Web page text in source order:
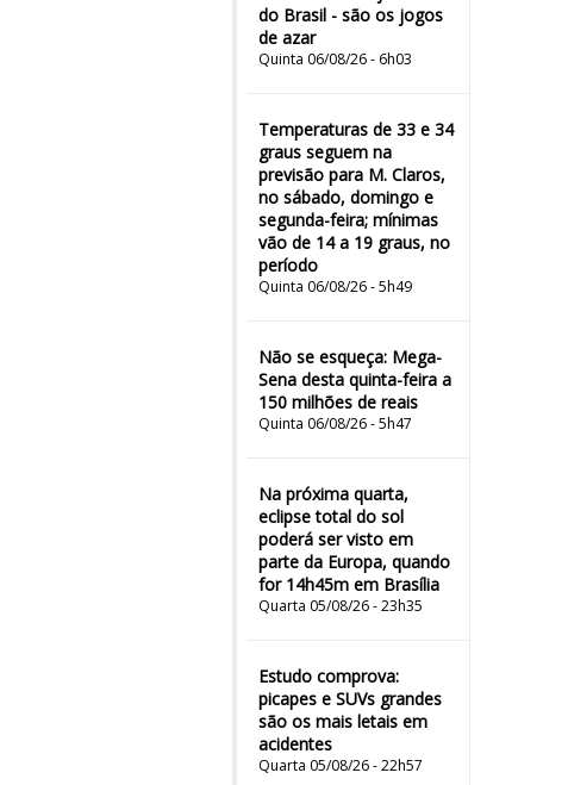
do Brasil - são os jogos
de azar
Quinta 06/08/26 - 6h03
Temperaturas de 33 e 34
graus seguem na
previsão para M. Claros,
no sábado, domingo e
segunda-feira; mínimas
vão de 14 a 19 graus, no
período
Quinta 06/08/26 - 5h49
Não se esqueça: Mega-
Sena desta quinta-feira a
150 milhões de reais
Quinta 06/08/26 - 5h47
Na próxima quarta,
eclipse total do sol
poderá ser visto em
parte da Europa, quando
for 14h45m em Brasília
Quarta 05/08/26 - 23h35
Estudo comprova:
picapes e SUVs grandes
são os mais letais em
acidentes
Quarta 05/08/26 - 22h57